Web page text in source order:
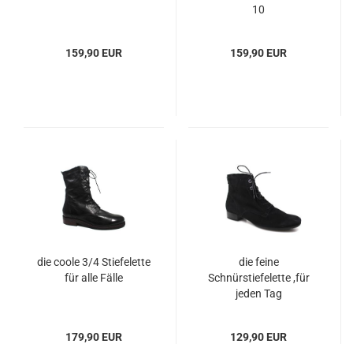
159,90 EUR
10
159,90 EUR
die coole 3/4 Stiefelette
für alle Fälle
179,90 EUR
die feine
Schnürstiefelette ,für
jeden Tag
129,90 EUR